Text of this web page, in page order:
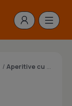
/ Aperitive cu peste